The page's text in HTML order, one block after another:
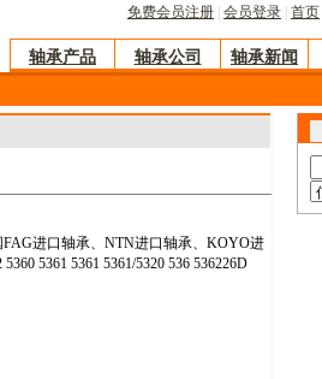
免费会员注册 会员登录 首页
轴承产品 轴承公司 轴承新闻
进口轴承、NTN进口轴承、KOYO进
5361 5361 5361/5320 536 536226D